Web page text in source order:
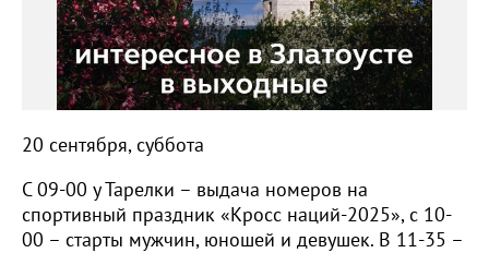
20 сентября, суббота
С 09-00 у Тарелки – выдача номеров на
спортивный праздник «Кросс наций-2025», с 10-
00 – старты мужчин, юношей и девушек. В 11-35 –